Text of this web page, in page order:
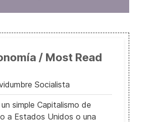
/ Most Read
Socialista
simple Capitalismo de
a Estados Unidos o una